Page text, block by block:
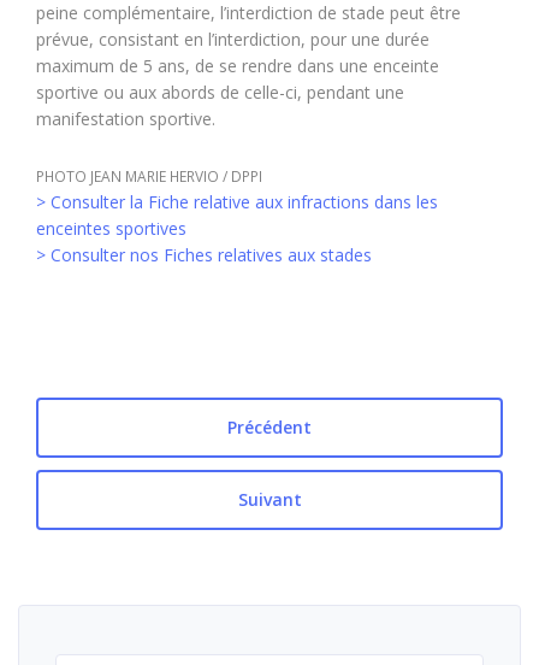
peine complémentaire, l’interdiction de stade peut être
prévue, consistant en l’interdiction, pour une durée
maximum de 5 ans, de se rendre dans une enceinte
sportive ou aux abords de celle-ci, pendant une
manifestation sportive.
PHOTO JEAN MARIE HERVIO / DPPI
> Consulter la Fiche relative aux infractions dans les
enceintes sportives
> Consulter nos Fiches relatives aux stades
Précédent
Suivant